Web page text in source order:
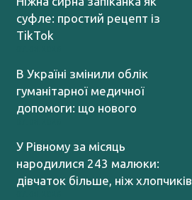
суфле: простий рецепт із
TikTok
В Україні змінили облік
гуманітарної медичної
допомоги: що нового
У Рівному за місяць
народилися 243 малюки:
дівчаток більше, ніж хлопчиків